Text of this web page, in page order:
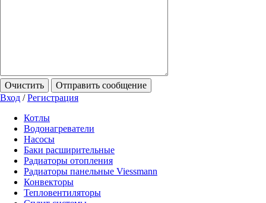
Очистить
Отправить сообщение
Вход / Регистрация
Котлы
Водонагреватели
Насосы
Баки расширительные
Радиаторы отопления
Радиаторы панельные Viessmann
Конвекторы
Тепловентиляторы